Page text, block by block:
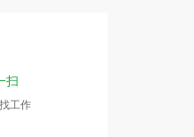
扫
工作